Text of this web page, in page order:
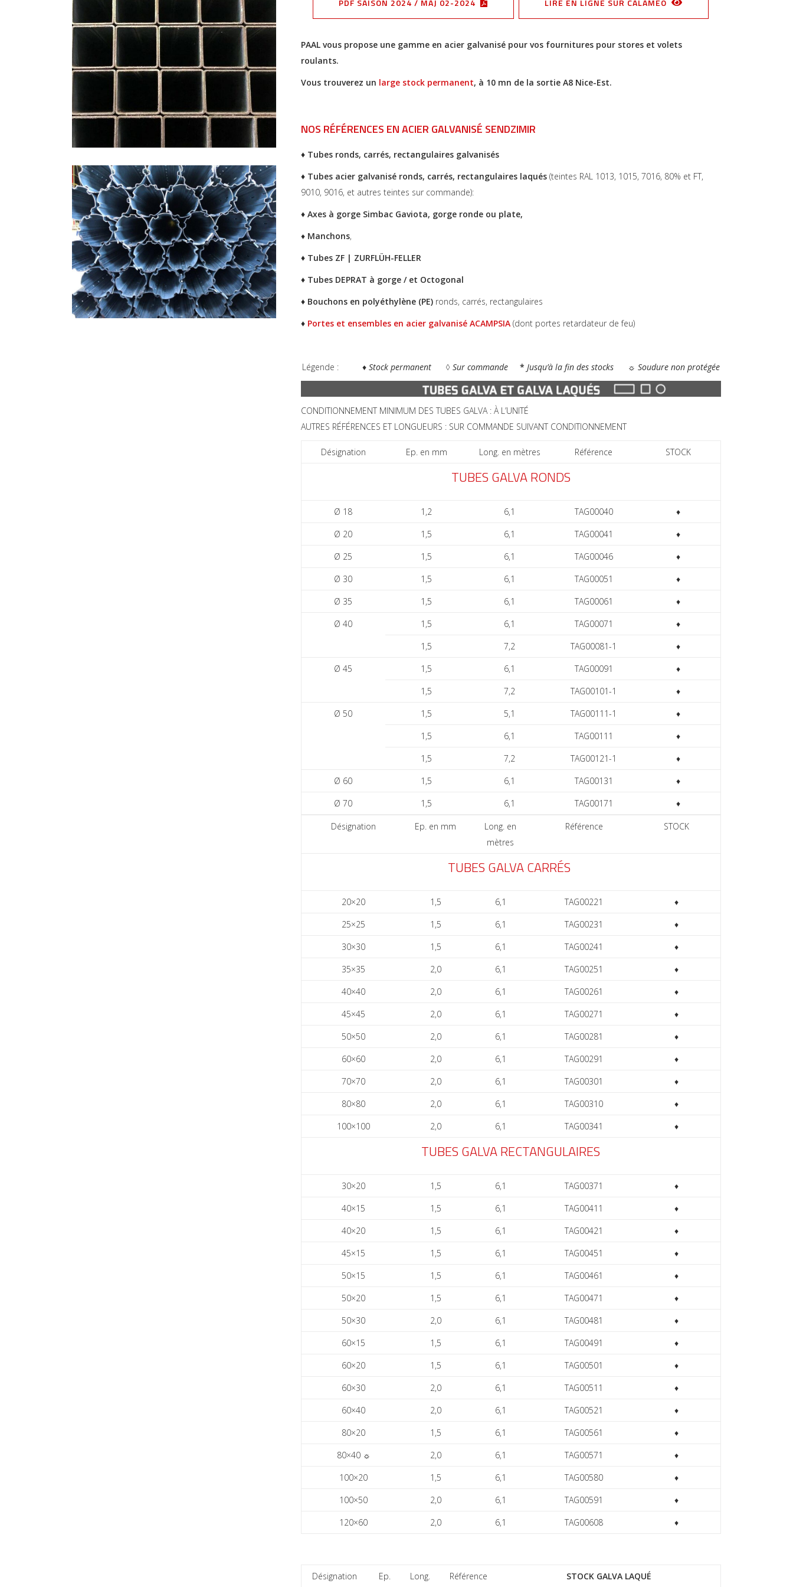
PAAL vous propose une gamme en acier galvanisé pour vos fournitures pour stores et volets
roulants.
Vous trouverez un large stock permanent, à 10 mn de la sortie A8 Nice-Est.
NOS RÉFÉRENCES EN ACIER GALVANISÉ SENDZIMIR
♦ Tubes ronds, carrés, rectangulaires galvanisés
♦ Tubes acier galvanisé ronds, carrés, rectangulaires laqués(teintes RAL 1013, 1015, 7016, 80% et FT,
9010, 9016, et autres teintes sur commande):
♦ Axes à gorge Simbac Gaviota, gorge ronde ou plate,
♦ Manchons,
♦ Tubes ZF | ZURFLÜH-FELLER
♦ Tubes DEPRAT à gorge / et Octogonal
♦ Bouchons en polyéthylène (PE)ronds, carrés, rectangulaires
♦ Portes et ensembles en acier galvanisé ACAMPSIA(dont portes retardateur de feu)
Légende : ♦ Stock permanent ◊ Sur commande * Jusqu’à la fin des stocks ☼ Soudure non protégée
CONDITIONNEMENT MINIMUM DES TUBES GALVA : À L’UNITÉ
AUTRES RÉFÉRENCES ET LONGUEURS : SUR COMMANDE SUIVANT CONDITIONNEMENT
Désignation Ep. en mm Long. en mètres Référence STOCK
TUBES GALVA RONDS
Ø 18 1,2 6,1 TAG00040
♦
Ø 20
1,5 6,1 TAG00041
♦
Ø 25
1,5 6,1 TAG00046
♦
Ø 30
1,5 6,1 TAG00051
♦
Ø 35
1,5 6,1 TAG00061
♦
Ø 40
1,5 6,1 TAG00071
♦
1,5
7,2 TAG00081-1
♦
Ø 45
1,5 6,1 TAG00091
♦
1,5
7,2 TAG00101-1
♦
Ø 50
1,5 5,1 TAG00111-1
♦
1,5
6,1 TAG00111
♦
1,5
7,2 TAG00121-1
♦
Ø 60
1,5 6,1 TAG00131
♦
Ø 70
1,5 6,1 TAG00171 ♦
Désignation Ep. en mm
Long. en
mètres
Référence STOCK
TUBES GALVA CARRÉS
20×20 1,5 6,1 TAG00221
♦
25×25
1,5 6,1 TAG00231
♦
30×30
1,5 6,1 TAG00241
♦
35×35
2,0 6,1 TAG00251
♦
40×40
2,0 6,1 TAG00261
♦
45×45
2,0 6,1 TAG00271
♦
50×50
2,0 6,1 TAG00281
♦
60×60
2,0 6,1 TAG00291
♦
70×70
2,0 6,1 TAG00301
♦
80×80
2,0 6,1 TAG00310
♦
100×100
2,0 6,1 TAG00341 ♦
TUBES GALVA RECTANGULAIRES
30×20 1,5 6,1 TAG00371
♦
40×15
1,5 6,1 TAG00411
♦
40×20
1,5 6,1 TAG00421
♦
45×15
1,5 6,1 TAG00451
♦
50×15
1,5 6,1 TAG00461
♦
50×20
1,5 6,1 TAG00471
♦
50×30
2,0 6,1 TAG00481
♦
60×15
1,5 6,1 TAG00491
♦
60×20
1,5 6,1 TAG00501
♦
60×30
2,0 6,1 TAG00511
♦
60×40
2,0 6,1 TAG00521
♦
80×20
1,5 6,1 TAG00561
♦
80×40 ☼
2,0 6,1 TAG00571
♦
100×20
1,5 6,1 TAG00580
♦
100×50
2,0 6,1 TAG00591
♦
120×60
2,0 6,1 TAG00608 ♦
Désignation
Ep.
Long.
Référence STOCK GALVA LAQUÉ